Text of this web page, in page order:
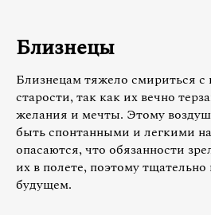
Близнецы
Близнецам тяжело смириться
старости, так как их вечно
желания и мечты. Этому
быть спонтанными и легкими
опасаются, что обязанности
их в полете, поэтому
будущем.